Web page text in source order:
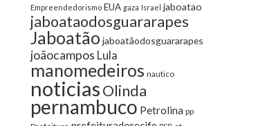
Empreendedorismo EUA gaza Israel jaboatao
jaboataodosguararapes
Jaboatão jaboatãodosguararapes
joãocampos Lula
manomedeiros nautico
noticiasOlinda
pernambuco Petrolina pp